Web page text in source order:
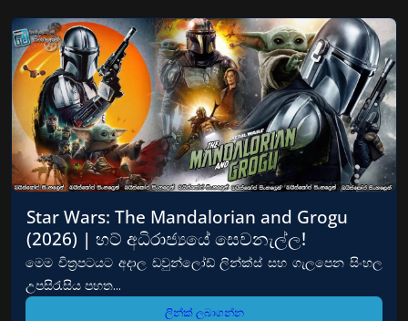
Star Wars: The Mandalorian and Grogu
(2026) | හට් අධිරාජ්‍යයේ සෙවනැල්ල!
මෙම චිත්‍රපටයට අදාල ඩවුන්ලෝඩ් ලින්ක්ස් සහ ගැලපෙන සිංහල
උපසිරැසිය පහත...
ලින්ක් ලබාගන්න